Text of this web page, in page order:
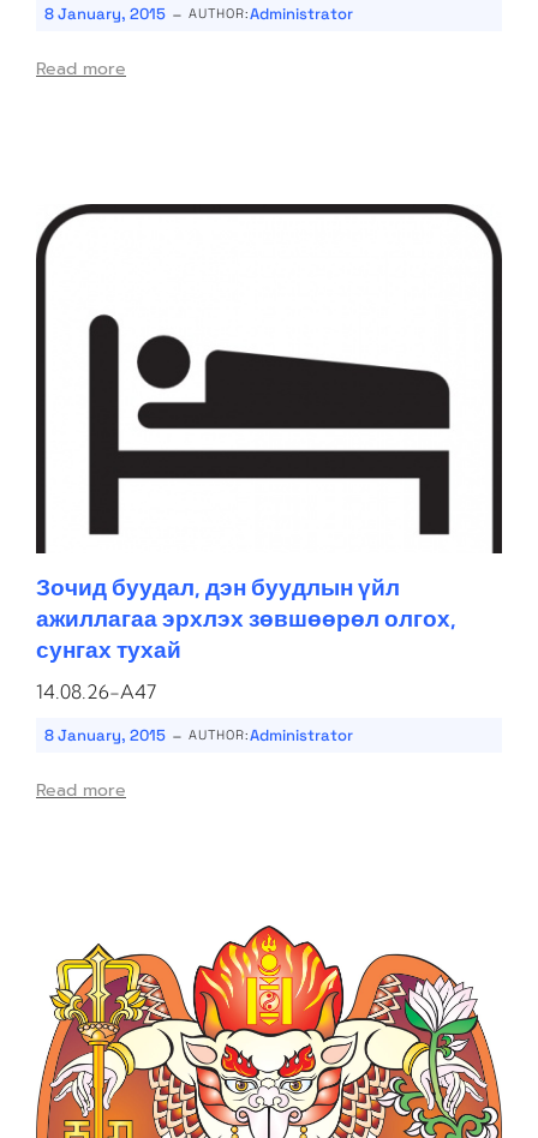
8 January, 2015 - AUTHOR:Administrator
Read more
Зочид буудал, дэн буудлын үйл
ажиллагаа эрхлэх зөвшөөрөл олгох,
сунгах тухай
14.08.26-A47
8 January, 2015 - AUTHOR:Administrator
Read more